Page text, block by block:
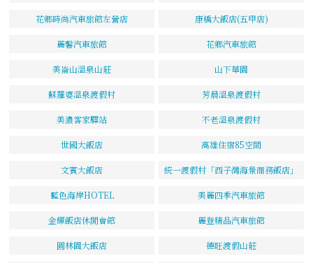
花鄉時尚汽車旅館左營店 康橋大飯店(五甲店)
麗馨汽車旅館 花鄉汽車旅館
美崙山溫泉山莊 山下華園
蘇羅婆溫泉渡假村 芳晨溫泉渡假村
美濃客家驛站 不老溫泉渡假村
世國大飯店 高雄住宿85空間
文賓大飯店 統一渡假村「西子灣海景商務飯店」
藍色海岸HOTEL 美麗四季汽車旅館
金輝飯店休閒會館 麗登精品汽車旅館
圓林園大飯店 德旺渡假山莊